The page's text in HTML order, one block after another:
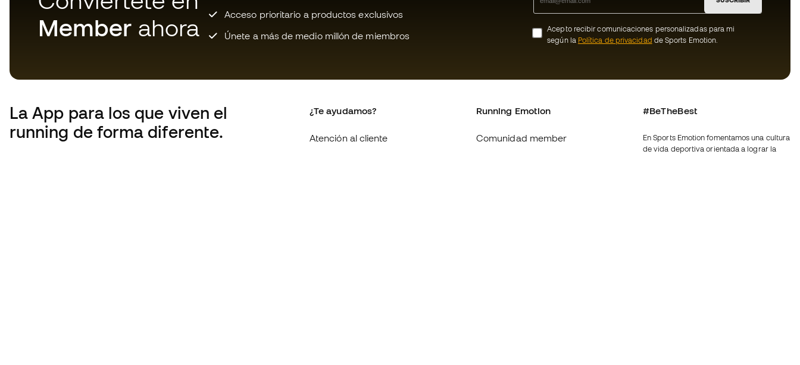
Member ahora
Acceso prioritario a productos exclusivos
Únete a más de medio millón de miembros
Acepto recibir comunicaciones personalizadas para mi
según la Política de privacidad de Sports Emotion.
La App para los que viven el
running de forma diferente.
¿Te ayudamos?
Atención al cliente
Running Emotion
Comunidad member
#BeTheBest
En Sports Emotion fomentamos una cultura
de vida deportiva orientada a lograr la